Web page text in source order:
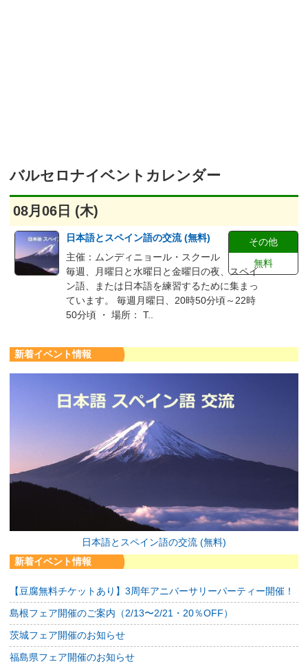
バルセロナイベントカレンダー
08月06日 (木)
日本語とスペイン語の交流 (無料)
主催：ムンディニョール・スクール
毎週、月曜日と水曜日と金曜日の夜、スペイ
ン語、または日本語を練習するために集まっ
ています。 毎週月曜日、20時50分頃～22時
50分頃 ・ 場所： T..
その他
無料
新着イベント情報
日本語とスペイン語の交流 (無料)
新着イベント情報
【豆腐無料チケットあり】3周年アニバーサリーパーティー開催！
島根フェア開催のご案内（2/13〜2/21・20％OFF）
茨城フェア開催のお知らせ
福島県フェア開催のお知らせ